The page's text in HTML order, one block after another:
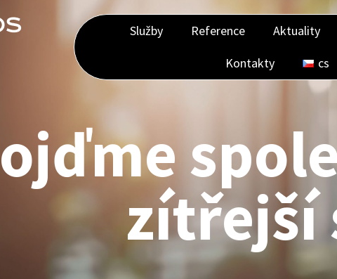
Služby Reference Aktuality
Kontakty
cs
zítřejší